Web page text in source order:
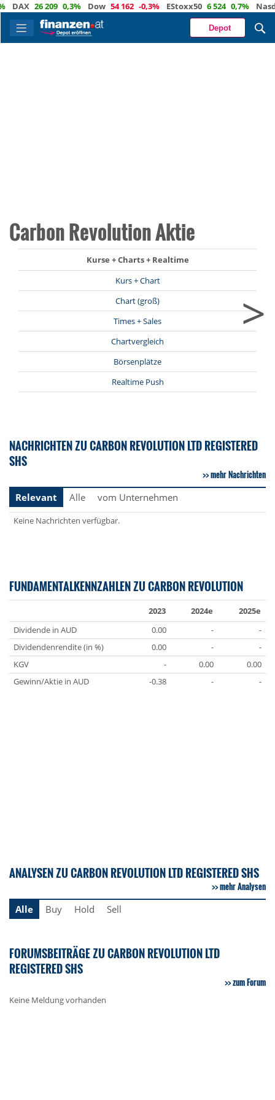
26 209 0,3% Dow 54 162 -0,3% EStoxx50 6 524 0,7% Nasdaq
Depot
Carbon Revolution Aktie
Kurse + Charts + Realtime
Kurs + Chart
Chart (groß)
Times + Sales
Chartvergleich
Börsenplätze
Realtime Push
>
NACHRICHTEN ZU CARBON REVOLUTION LTD REGISTERED
SHS
mehr Nachrichten
Relevant
Alle vom Unternehmen
Keine Nachrichten verfügbar.
FUNDAMENTALKENNZAHLEN ZU CARBON REVOLUTION
2023 2024e
2025e
Dividende in AUD
0.00 -
-
Dividendenrendite (in %)
0.00 -
-
KGV
- 0.00
0.00
Gewinn/Aktie in AUD
-0.38 - -
ANALYSEN ZU CARBON REVOLUTION LTD REGISTERED SHS
mehr Analysen
Alle
Buy Hold Sell
FORUMSBEITRÄGE ZU CARBON REVOLUTION LTD
REGISTERED SHS
zum Forum
Keine Meldung vorhanden